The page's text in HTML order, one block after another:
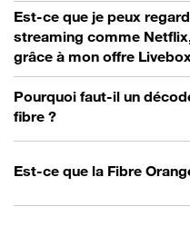
Est-ce que je peux
streaming comme
grâce à mon offre
Pourquoi faut-il un
fibre ?
Est-ce que la Fibre